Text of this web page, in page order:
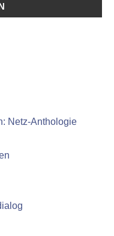
Netz-Anthologie